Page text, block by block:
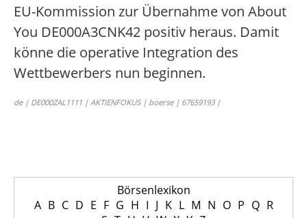
EU-Kommission zur Übernahme von About
You DE000A3CNK42 positiv heraus. Damit
könne die operative Integration des
Wettbewerbers nun beginnen.
de | DE000ZAL1111 | AKTIENFOKUS | boerse | 67659193 |
Börsenlexikon
A B C D E F G H I J K L M N O P Q R